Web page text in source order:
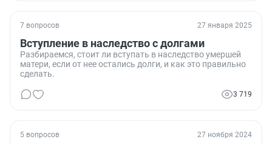
7 вопросов 27 января 2025
Вступление в наследство с долгами
Разбираемся, стоит ли вступать в наследство умершей
матери, если от нее остались долги, и как это правильно
сделать.
3 719
5 вопросов 27 ноября 2024